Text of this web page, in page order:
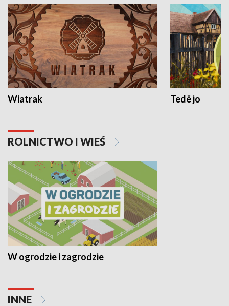
Wiatrak Tedë jo
ROLNICTWO I WIEŚ
W ogrodzie i zagrodzie
INNE